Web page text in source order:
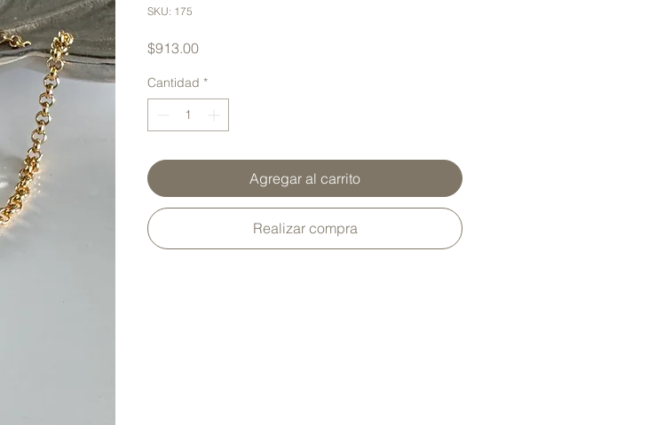
SKU: 175
$913.00Precio
Cantidad *
Agregar al carrito
Realizar compra